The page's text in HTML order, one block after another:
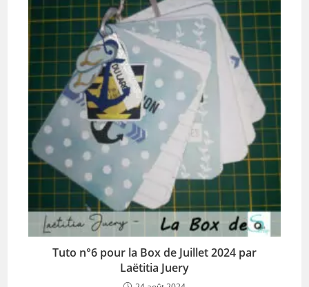
Tuto n°6 pour la Box de Juillet 2024 par
Laëtitia Juery